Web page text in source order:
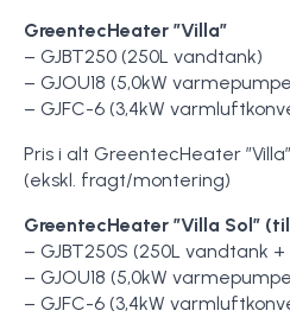
GreentecHeater ”Villa”
– GJBT250 (250L vandtank)
– GJOU18 (5,0kW
– GJFC-6 (3,4kW
Pris i alt GreentecHeater
(ekskl. fragt/montering)
GreentecHeater ”Villa Sol”
– GJBT250S (250L vandtank
– GJOU18 (5,0kW
– GJFC-6 (3,4kW